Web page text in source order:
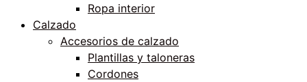
Ropa interior
Calzado
Accesorios de calzado
Plantillas y taloneras
Cordones